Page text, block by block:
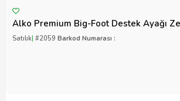
Alko Premium Big-Foot Destek Ayağı
Satılık| #2059 Barkod Numarası :